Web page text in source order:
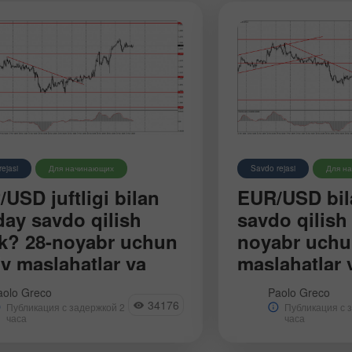
Для начинающих
USD juftligi bilan
savdo qilish
28-noyabr uchun
maslahatlar va
(boshlovchilar
kungi savdo tahlili: 1
GBP/USD grafik Payshanba
USD juftligi biroz
Greco
Публикация с задержкой 2
часа
34176
Savdo rejasi Для
EUR/USD
savdo qilish
noyabr
maslahatlar
EUR/USD valyuta
kuni o'sishni
davomida biroz
Paolo Greco
Публикация с
часа